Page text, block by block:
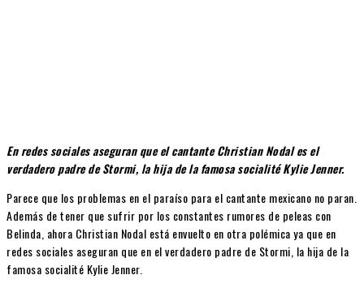
En redes sociales aseguran que el cantante Christian Nodal es el
verdadero padre de Stormi, la hija de la famosa socialité Kylie Jenner.
Parece que los problemas en el paraíso para el cantante mexicano no paran.
Además de tener que sufrir por los constantes rumores de peleas con
Belinda, ahora Christian Nodal está envuelto en otra polémica ya que en
redes sociales aseguran que en el verdadero padre de Stormi, la hija de la
famosa socialité Kylie Jenner.